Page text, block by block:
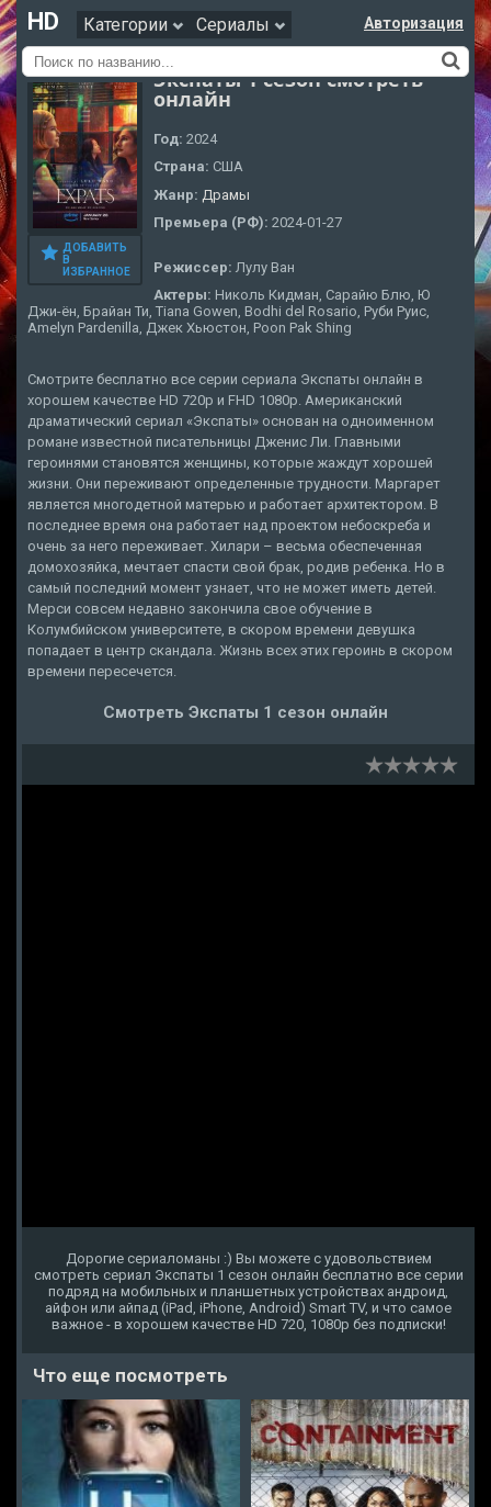
HD Категории Сериалы Авторизация
ДОБАВИТЬ
В
ИЗБРАННОЕ
Экспаты 1 сезон смотреть
онлайн
Год: 2024
Страна: США
Жанр: Драмы
Премьера (РФ): 2024-01-27
Режиссер: Лулу Ван
Актеры: Николь Кидман, Сарайю Блю, Ю
Джи-ён, Брайан Ти, Tiana Gowen, Bodhi del Rosario, Руби Руис,
Amelyn Pardenilla, Джек Хьюстон, Poon Pak Shing
Смотрите бесплатно все серии сериала Экспаты онлайн в
хорошем качестве HD 720p и FHD 1080p. Американский
драматический сериал «Экспаты» основан на одноименном
романе известной писательницы Дженис Ли. Главными
героинями становятся женщины, которые жаждут хорошей
жизни. Они переживают определенные трудности. Маргарет
является многодетной матерью и работает архитектором. В
последнее время она работает над проектом небоскреба и
очень за него переживает. Хилари – весьма обеспеченная
домохозяйка, мечтает спасти свой брак, родив ребенка. Но в
самый последний момент узнает, что не может иметь детей.
Мерси совсем недавно закончила свое обучение в
Колумбийском университете, в скором времени девушка
попадает в центр скандала. Жизнь всех этих героинь в скором
времени пересечется.
Смотреть Экспаты 1 сезон онлайн
Дорогие сериаломаны :) Вы можете с удовольствием
смотреть сериал Экспаты 1 сезон онлайн бесплатно все серии
подряд на мобильных и планшетных устройствах андроид,
айфон или айпад (iPad, iPhone, Android) Smart TV, и что самое
важное - в хорошем качестве HD 720, 1080p без подписки!
Что еще посмотреть